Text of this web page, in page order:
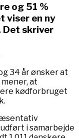
og 51 %
viser en ny
Det skriver
34 år ønsker at
mener, at
kødforbruget
i samarbejde